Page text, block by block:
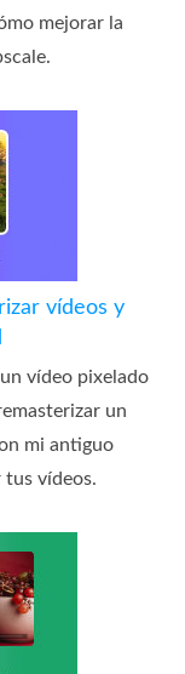
mejorar la
vídeos y
vídeo pixelado
un
mi antiguo
tus vídeos.